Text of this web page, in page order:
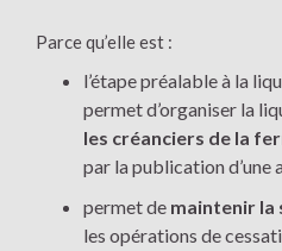
Parce qu’elle est :
l’étape préalable à la
permet d’organiser la
les créanciers de la
par la publication d’une
permet de maintenir la
les opérations de